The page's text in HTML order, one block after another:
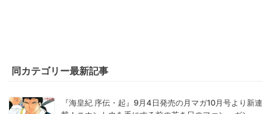
同カテゴリー最新記事
『海皇紀 序伝・起』9月4日発売の月マガ10月号より新連